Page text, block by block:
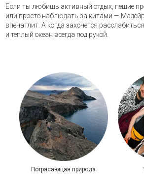
Потрясающая природа
День 1 – Ола, Мадейра!
Мы прилетаем в аэропорт Криштиану Роналду
Что нас ждет?